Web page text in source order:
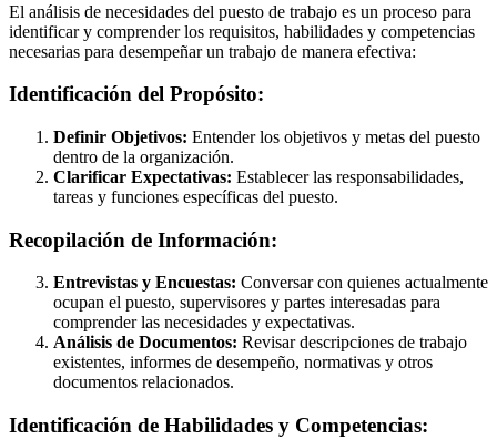
El análisis de necesidades del puesto de trabajo es un proceso para
identificar y comprender los requisitos, habilidades y competencias
necesarias para desempeñar un trabajo de manera efectiva:
Identificación del Propósito:
Definir Objetivos: Entender los objetivos y metas del puesto
dentro de la organización.
Clarificar Expectativas: Establecer las responsabilidades,
tareas y funciones específicas del puesto.
Recopilación de Información:
Entrevistas y Encuestas: Conversar con quienes actualmente
ocupan el puesto, supervisores y partes interesadas para
comprender las necesidades y expectativas.
Análisis de Documentos: Revisar descripciones de trabajo
existentes, informes de desempeño, normativas y otros
documentos relacionados.
Identificación de Habilidades y Competencias: